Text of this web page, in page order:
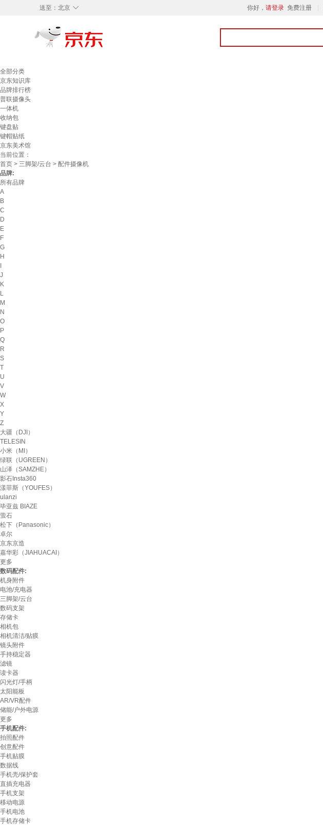
◇
送至： 北京 你好， 请登录 免费注册
全部分类
京东知识库
品牌排行榜
普联摄像头
一体机
收纳包
键盘贴
键帽贴纸
京东美术馆
当前位置：
首页 > 三脚架/云台 > 配件摄像机
品牌:
所有品牌
A
B
C
D
E
F
G
H
J
K
L
M
N
O
P
Q
R
S
T
U
V
W
X
Y
Z
大疆（DJI）
TELESIN
小米（MI）
绿联（UGREEN）
山泽（SAMZHE）
影石Insta360
漾菲斯（YOUFES）
ulanzi
毕亚兹 BIAZE
萤石
松下（Panasonic）
卓尔
京东京造
嘉华彩（JIAHUACAI）
更多
数码配件:
机身附件
电池/充电器
三脚架/云台
数码支架
存储卡
相机包
相机清洁/贴膜
镜头附件
手持稳定器
滤镜
读卡器
闪光灯/手柄
太阳能板
AR/VR配件
储能/户外电源
更多
手机配件:
拍照配件
创意配件
手机贴膜
数据线
手机壳/保护套
直插充电器
手机支架
移动电源
手机电池
手机存储卡